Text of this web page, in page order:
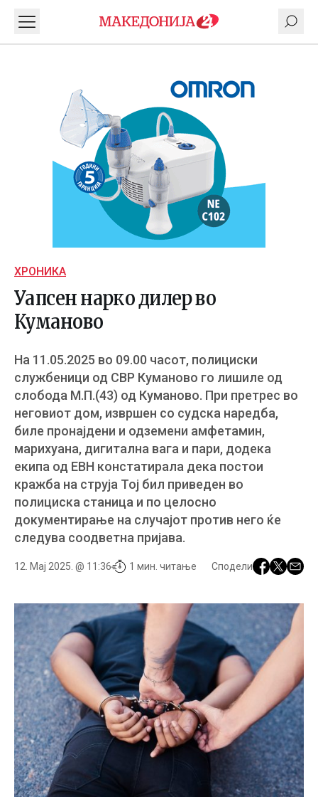
ХРОНИКА
Уапсен нарко дилер во
Куманово
На 11.05.2025 во 09.00 часот, полициски
службеници од СВР Куманово го лишиле од
слобода М.П.(43) од Куманово. При претрес во
неговиот дом, извршен со судска наредба,
биле пронајдени и одземени амфетамин,
марихуана, дигитална вага и пари, додека
екипа од ЕВН констатирала дека постои
кражба на струја Тој бил приведен во
полициска станица и по целосно
документирање на случајот против него ќе
следува соодветна пријава.
12. Мај 2025. @ 11:36 1 мин. читање Сподели